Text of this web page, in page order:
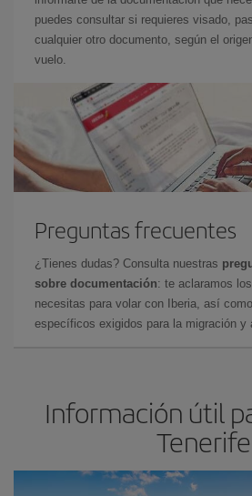
puedes consultar si requieres visado,
cualquier otro documento, según el
vuelo.
Preguntas frecuentes
¿Tienes dudas? Consulta nuestras
sobre documentación: te aclaramos
necesitas para volar con Iberia, así
específicos exigidos para la migración y
Información útil
Tenerife